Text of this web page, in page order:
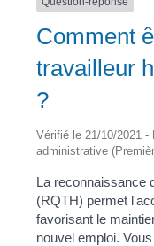
Comment
travailleur
?
Vérifié le 21/10/2021 -
administrative
La reconnaissance
(RQTH) permet
favorisant le
nouvel emploi.